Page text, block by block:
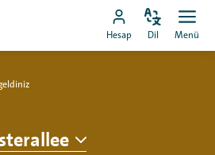
MyCOA
hesabına
Hesap
Dili
Dil
Aç
Menü